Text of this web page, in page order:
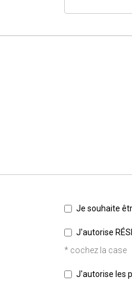
Je souhaite
J'autorise
* cochez la case
J'autorise les